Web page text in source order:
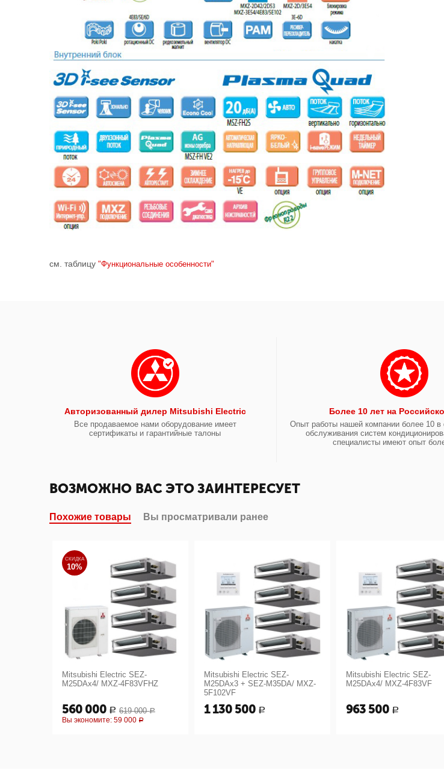
см. таблицу "Функциональные особенности"
Авторизованный дилер Mitsubishi Electric
Все продаваемое нами оборудование имеет
сертификаты и гарантийные талоны
Более 10 лет на
Опыт работы нашей компании более 10 в
обслуживания систем
специалисты имеют опыт
ВОЗМОЖНО ВАС ЭТО ЗАИНТЕРЕСУЕТ
Похожие товары Вы просматривали ранее
СКИДКА
10%
Mitsubishi Electric SEZ-
M25DAx4/ MXZ-4F83VFHZ
560 000 Р 619 000 Р
Вы экономите: 59 000 Р
Mitsubishi Electric SEZ-
M25DAx3 + SEZ-M35DA/ MXZ-
5F102VF
1 130 500 Р
Mitsubishi Electric SEZ-
M25DAx4/ MXZ-4F83VF
963 500 Р